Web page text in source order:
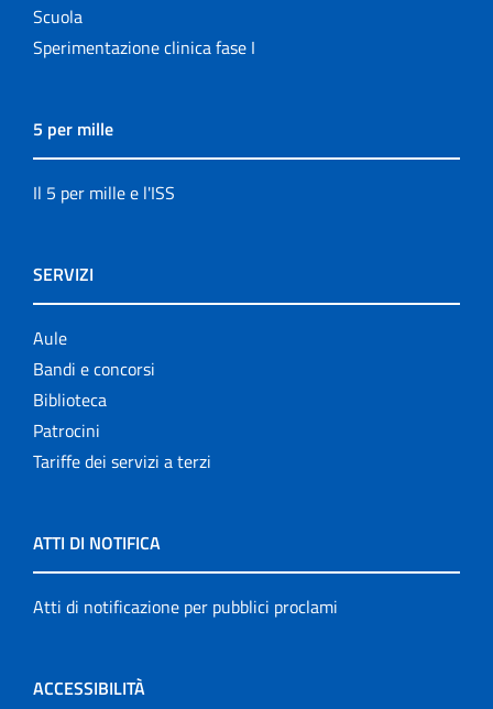
Scuola
Sperimentazione clinica fase I
5 per mille
Il 5 per mille e l'ISS
SERVIZI
Aule
Bandi e concorsi
Biblioteca
Patrocini
Tariffe dei servizi a terzi
ATTI DI NOTIFICA
Atti di notificazione per pubblici proclami
ACCESSIBILITÀ